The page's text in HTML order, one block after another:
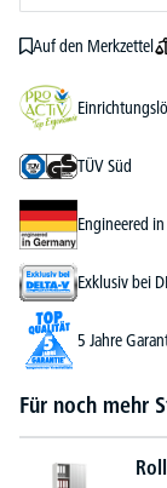
Auf den Merkzettel
TÜV Süd
Engineered
Exklusiv bei
5 Jahre
Für noch mehr